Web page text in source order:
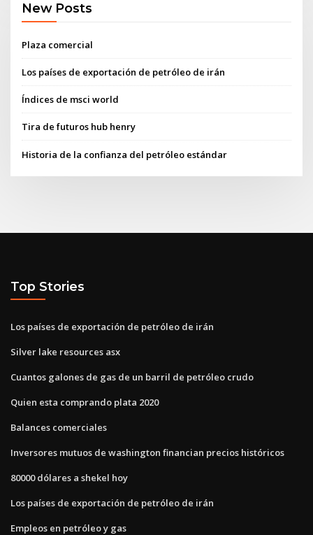
New Posts
Plaza comercial
Los países de exportación de petróleo de irán
Índices de msci world
Tira de futuros hub henry
Historia de la confianza del petróleo estándar
Top Stories
Los países de exportación de petróleo de irán
Silver lake resources asx
Cuantos galones de gas de un barril de petróleo crudo
Quien esta comprando plata 2020
Balances comerciales
Inversores mutuos de washington financian precios históricos
80000 dólares a shekel hoy
Los países de exportación de petróleo de irán
Empleos en petróleo y gas